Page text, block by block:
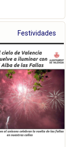
Festividades